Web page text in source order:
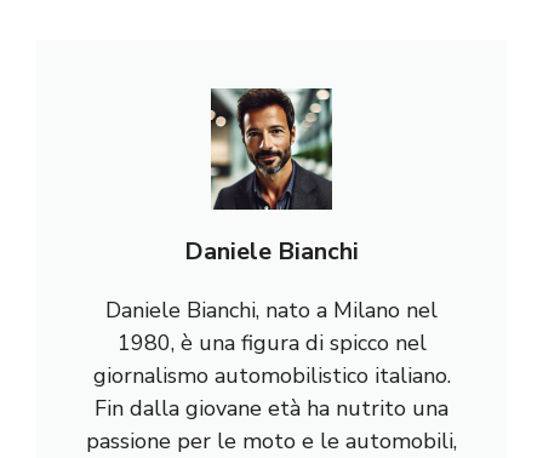
Daniele Bianchi
Daniele Bianchi, nato a Milano nel
1980, è una figura di spicco nel
giornalismo automobilistico italiano.
Fin dalla giovane età ha nutrito una
passione per le moto e le automobili,